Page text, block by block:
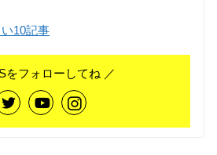
10記事
をフォローしてね ／